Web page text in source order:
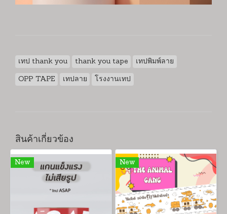
เทป thank you thank you tape เทปพิมพ์ลาย
OPP TAPE เทปลาย โรงงานเทป
สินค้าเกี่ยวข้อง
New New